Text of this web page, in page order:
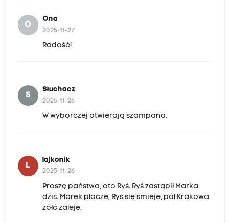
O
Ona
2025-11-27
Radość!
S
Słuchacz
2025-11-26
W wyborczej otwierają szampana.
L
lajkonik
2025-11-26
Proszę państwa, oto Ryś. Ryś zastąpił Marka
dziś. Marek płacze, Ryś się śmieje, pół Krakowa
żółć zaleje.